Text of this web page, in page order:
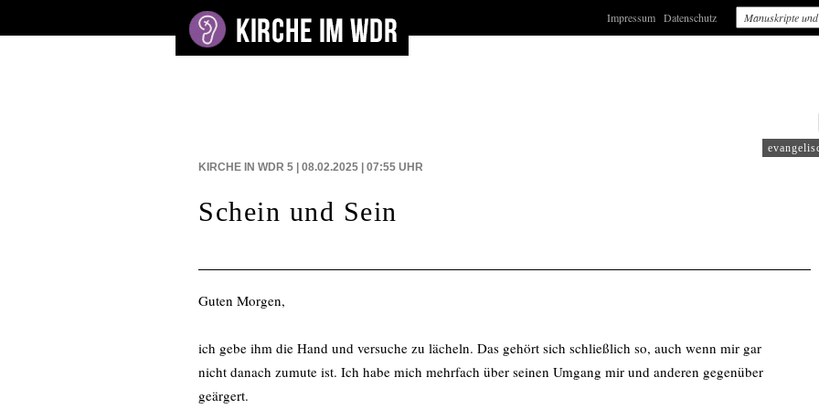
Impressum Datenschutz
KIRCHE IN WDR 5 | 08.02.2025 | 07:55 UHR
Schein und Sein
Guten Morgen,
ich gebe ihm die Hand und versuche zu lächeln. Das gehört sich schließlich so, auch wenn mir gar
nicht danach zumute ist. Ich habe mich mehrfach über seinen Umgang mir und anderen gegenüber
geärgert.